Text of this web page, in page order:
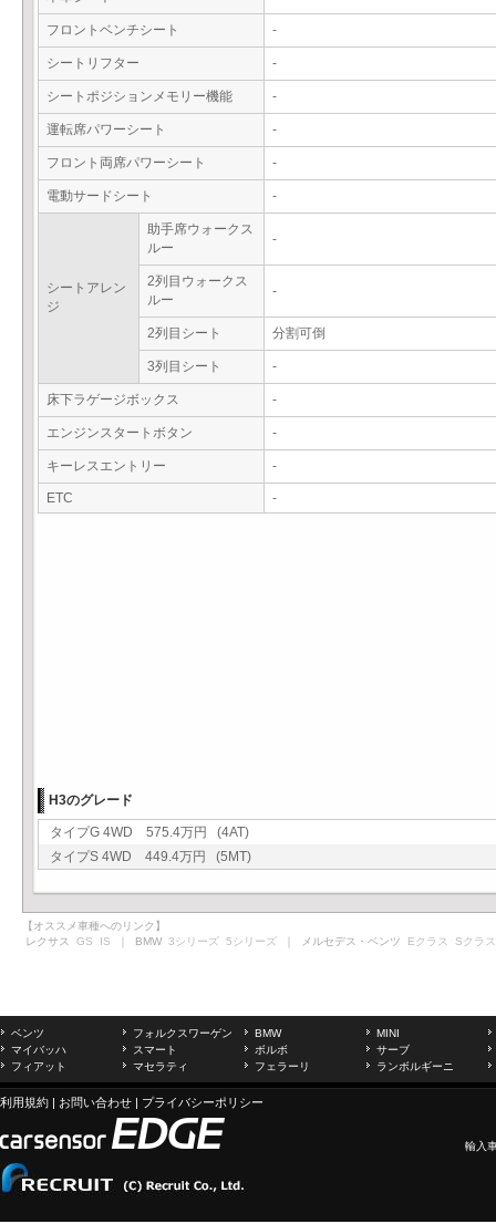
フロントベンチシート -
シートリフター -
シートポジションメモリー機能 -
運転席パワーシート -
フロント両席パワーシート -
電動サードシート -
シートアレン
ジ
助手席ウォークス
ルー
-
2列目ウォークス
ルー
-
2列目シート 分割可倒
3列目シート -
床下ラゲージボックス -
エンジンスタートボタン -
キーレスエントリー -
ETC -
H3のグレード
タイプG 4WD 575.4万円 (4AT)
タイプS 4WD 449.4万円 (5MT)
【オススメ車種へのリンク】
レクサス GS IS ｜ BMW 3シリーズ 5シリーズ ｜ メルセデス・ベンツ Eクラス Sクラス
ベンツ フォルクスワーゲン BMW
MINI
マイバッハ
スマート ボルボ
サーブ
フィアット
マセラティ フェラーリ ランボルギーニ
利用規約 | お問い合わせ | プライバシーポリシー
輸入